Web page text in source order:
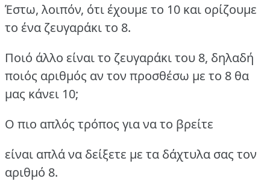
Έστω, λοιπόν, ότι έχουμε το 10 και ορίζουμε
το ένα ζευγαράκι το 8.
Ποιό άλλο είναι το ζευγαράκι του 8, δηλαδή
ποιός αριθμός αν τον προσθέσω με το 8 θα
μας κάνει 10;
Ο πιο απλός τρόπος για να το βρείτε
είναι απλά να δείξετε με τα δάχτυλα σας τον
αριθμό 8.